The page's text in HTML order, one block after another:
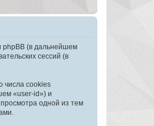
phpBB (в дальнейшем
сессий (в
числа cookies
«user-id») и
одной из тем